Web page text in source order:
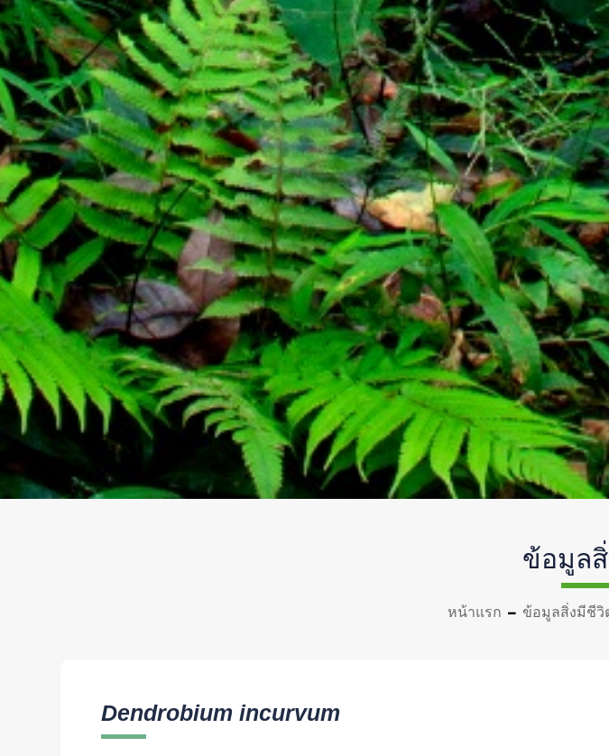
ข้อมูล
หน้าแรก ข้อมูลสิ่งมีชีวิ
Dendrobium incurvum